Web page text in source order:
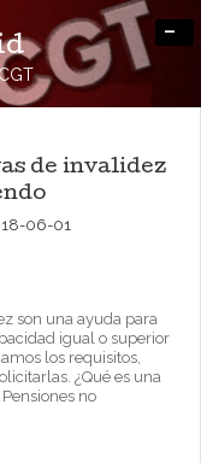
-
de invalidez
06-01
son una ayuda para
igual o superior
los requisitos,
¿Qué es una
no